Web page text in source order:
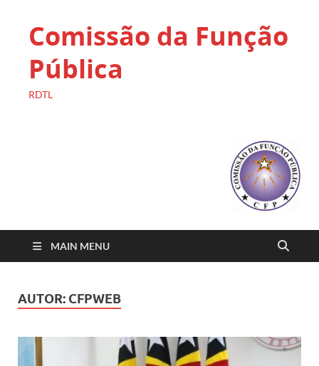
Comissão da Função
Pública
RDTL
MAIN MENU
AUTOR: CFPWEB